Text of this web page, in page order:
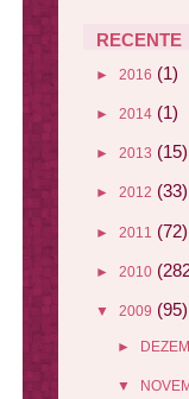
RECENTE
► 2016 (1)
► 2014 (1)
► 2013 (15)
► 2012 (33)
► 2011 (72)
► 2010
▼ 2009 (95)
►
▼